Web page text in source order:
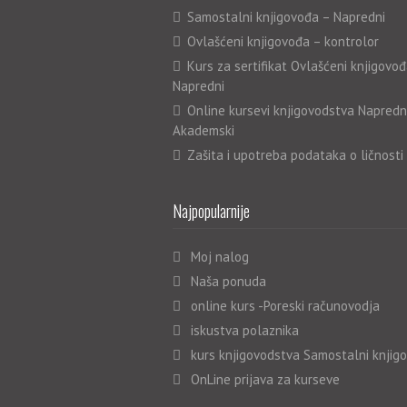
Samostalni knjigovođa – Napredni
Ovlašćeni knjigovođa – kontrolor
Kurs za sertifikat Ovlašćeni
Napredni
Online kursevi knjigovodstva
Akademski
Zašita i upotreba podataka o ličnosti
Najpopularnije
Moj nalog
Naša ponuda
online kurs -Poreski računovodja
iskustva polaznika
kurs knjigovodstva Samostalni
OnLine prijava za kurseve